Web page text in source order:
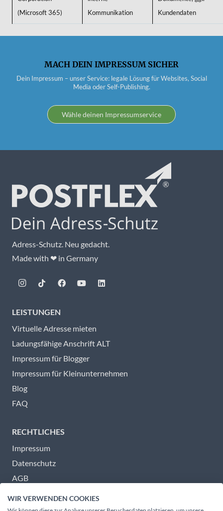
(Microsoft 365)
Kommunikation
Kundendaten
MACH DEIN IMPRESSUM SICHER
Dein Impressum – unser Service: legale Lösung für Websites, Social
Media oder Self-Publishing.
Wähle deinen Impressumservice
Adress-Schutz. Neu gedacht.
Made with ❤ in Germany
LEISTUNGEN
Virtuelle Adresse mieten
Ladungsfähige Anschrift ALT
Impressum für Blogger
Impressum für Kleinunternehmen
Blog
FAQ
RECHTLICHES
Impressum
Datenschutz
AGB
WIR VERWENDEN COOKIES